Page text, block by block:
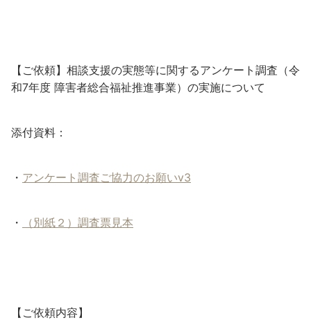
【ご依頼】相談支援の実態等に関するアンケート調査（令
和7年度 障害者総合福祉推進事業）の実施について
添付資料：
・ アンケート調査ご協力のお願いv3
・ （別紙２）調査票見本
【ご依頼内容】